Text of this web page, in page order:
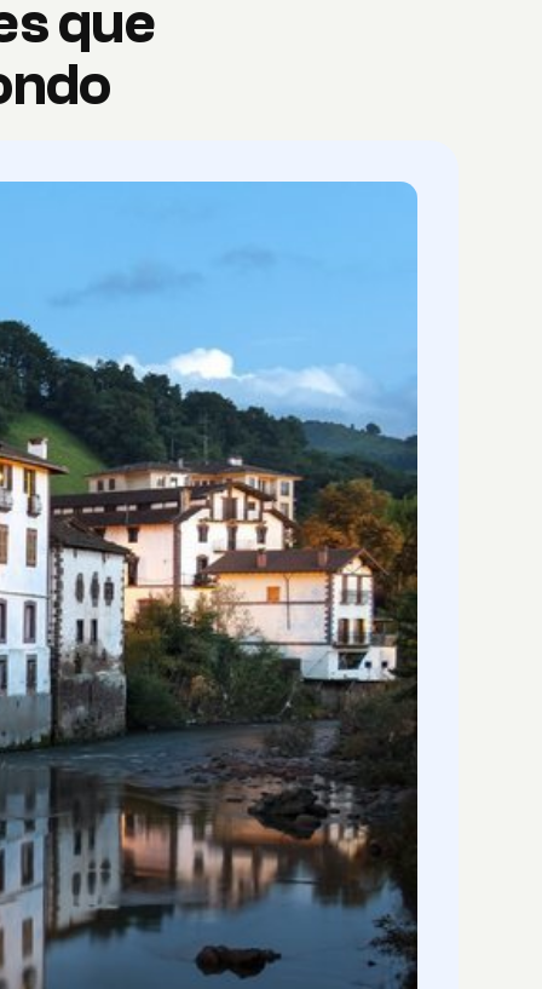
que